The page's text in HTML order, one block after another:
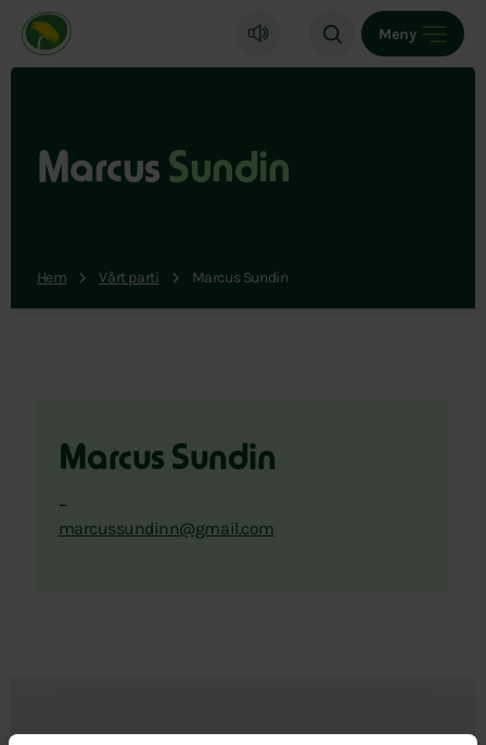
Miljöpartiet de gröna, startsida
Meny
Marcus Sundin
Hem Vårt parti Marcus Sundin
Marcus Sundin
–
marcussundinn@gmail.com